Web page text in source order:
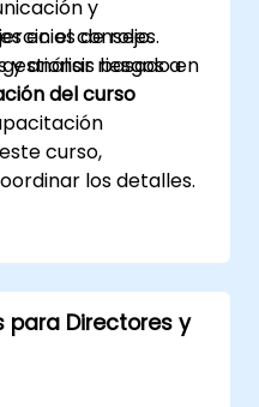
y
en el consejo.
riesgos a
de roles.
y análisis basado en
del curso
curso,
los detalles.
para Directores y